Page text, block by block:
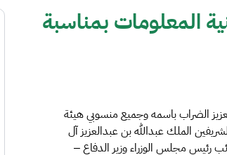
المعلومات بمناسبة
الضراب باسمه وجميع منسوبي هيئة
الملك عبدالله بن عبدالعزيز آل
رئيس مجلس الوزراء وزير الدفاع –